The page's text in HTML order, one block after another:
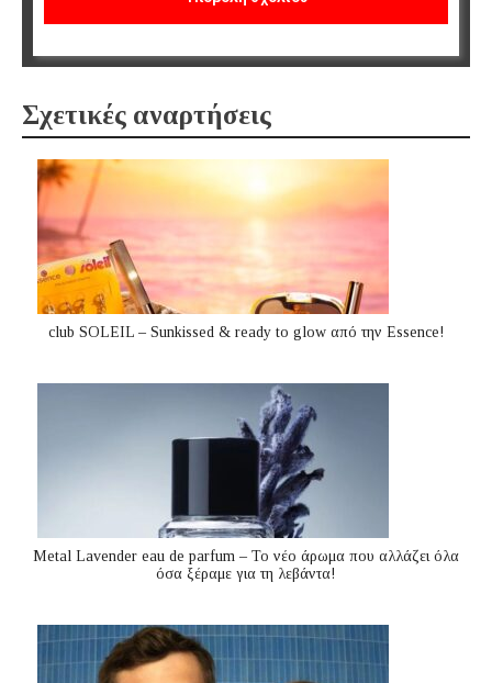
Σχετικές αναρτήσεις
club SOLEIL – Sunkissed & ready to glow από την Essence!
Metal Lavender eau de parfum – Το νέο άρωμα που αλλάζει όλα
όσα ξέραμε για τη λεβάντα!